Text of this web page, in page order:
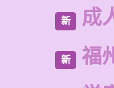
新 成
新
福